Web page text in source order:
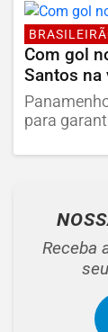
Com gol
Santos na
para
Receba